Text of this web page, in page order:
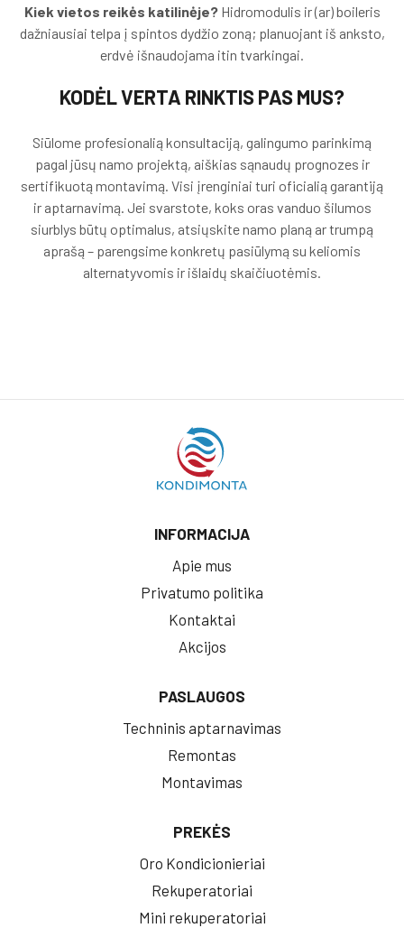
Kiek vietos reikės katilinėje?Hidromodulis ir (ar) boileris
dažniausiai telpa į spintos dydžio zoną; planuojant iš anksto,
erdvė išnaudojama itin tvarkingai.
KODĖL VERTA RINKTIS PAS MUS?
Siūlome profesionalią konsultaciją, galingumo parinkimą
pagal jūsų namo projektą, aiškias sąnaudų prognozes ir
sertifikuotą montavimą. Visi įrenginiai turi oficialią garantiją
ir aptarnavimą. Jei svarstote, koks oras vanduo šilumos
siurblys būtų optimalus, atsiųskite namo planą ar trumpą
aprašą – parengsime konkretų pasiūlymą su keliomis
alternatyvomis ir išlaidų skaičiuotėmis.
INFORMACIJA
Apie mus
Privatumo politika
Kontaktai
Akcijos
PASLAUGOS
Techninis aptarnavimas
Remontas
Montavimas
PREKĖS
Oro Kondicionieriai
Rekuperatoriai
Mini rekuperatoriai